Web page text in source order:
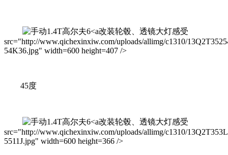
改装轮毂、透镜大灯感受
src="http://www.qichexinxiw.com/uploads/allimg/c1310/
54K36.jpg" width=600 height=407 />
45度
改装轮毂、透镜大灯感受
src="http://www.qichexinxiw.com/uploads/allimg/c1310/
5511J.jpg" width=600 height=366 />